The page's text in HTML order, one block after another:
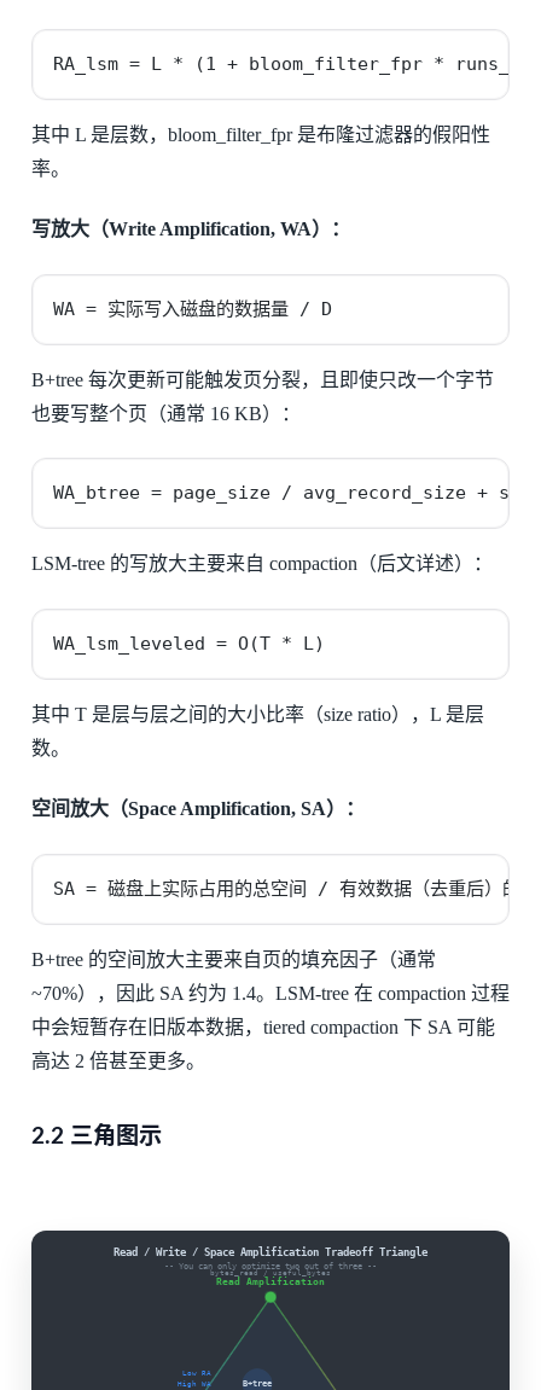
RA_lsm = L * (1 + bloom_filter_fpr *
其中 L 是层数，bloom_filter_fpr 是布隆过滤器的假阳性
率。
写放大（Write Amplification, WA）：
WA = 实际写入磁盘的数据量 / D
B+tree 每次更新可能触发页分裂，且即使只改一个字节
也要写整个页（通常 16 KB）：
WA_btree = page_size / avg_record_size +
LSM-tree 的写放大主要来自 compaction（后文详述）：
WA_lsm_leveled = O(T * L)
其中 T 是层与层之间的大小比率（size ratio），L 是层
数。
空间放大（Space Amplification, SA）：
SA = 磁盘上实际占用的总空间 / 有效数据（去重后）的
B+tree 的空间放大主要来自页的填充因子（通常
~70%），因此 SA 约为 1.4。LSM-tree 在 compaction 过程
中会短暂存在旧版本数据，tiered compaction 下 SA 可能
高达 2 倍甚至更多。
2.2 三角图示